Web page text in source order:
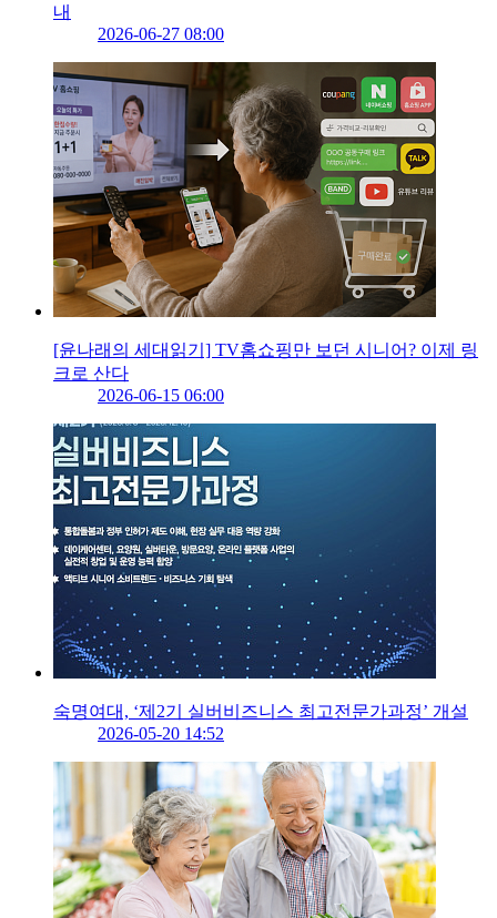
내
2026-06-27 08:00
[윤나래의 세대읽기] TV홈쇼핑만 보던 시니어? 이제 링
크로 산다
2026-06-15 06:00
숙명여대, ‘제2기 실버비즈니스 최고전문가과정’ 개설
2026-05-20 14:52